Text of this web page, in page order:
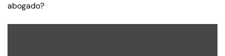
abogado?